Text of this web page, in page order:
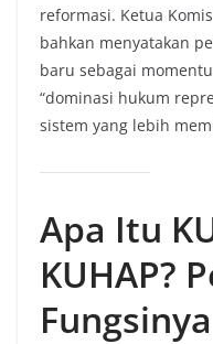
reformasi. Ketua
bahkan menyatakan
baru sebagai
“dominasi hukum
sistem yang lebih
Apa Itu
KUHAP?
Fungsinya